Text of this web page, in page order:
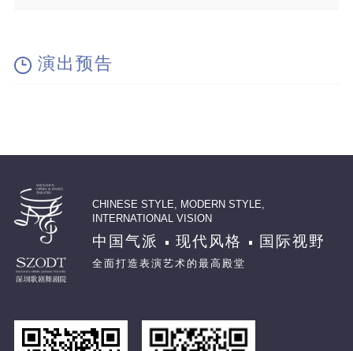
演出预告
CHINESE STYLE, MODERN STYLE,
INTERNATIONAL VISION
中国气派 现代风格 国际视野
全面打造表演艺术的最高殿堂